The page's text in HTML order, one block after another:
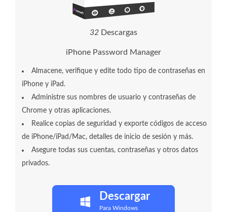
32 Descargas
iPhone Password Manager
Almacene, verifique y edite todo tipo de contraseñas en
iPhone y iPad.
Administre sus nombres de usuario y contraseñas de
Chrome y otras aplicaciones.
Realice copias de seguridad y exporte códigos de acceso
de iPhone/iPad/Mac, detalles de inicio de sesión y más.
Asegure todas sus cuentas, contraseñas y otros datos
privados.
Descargar
Para Windows